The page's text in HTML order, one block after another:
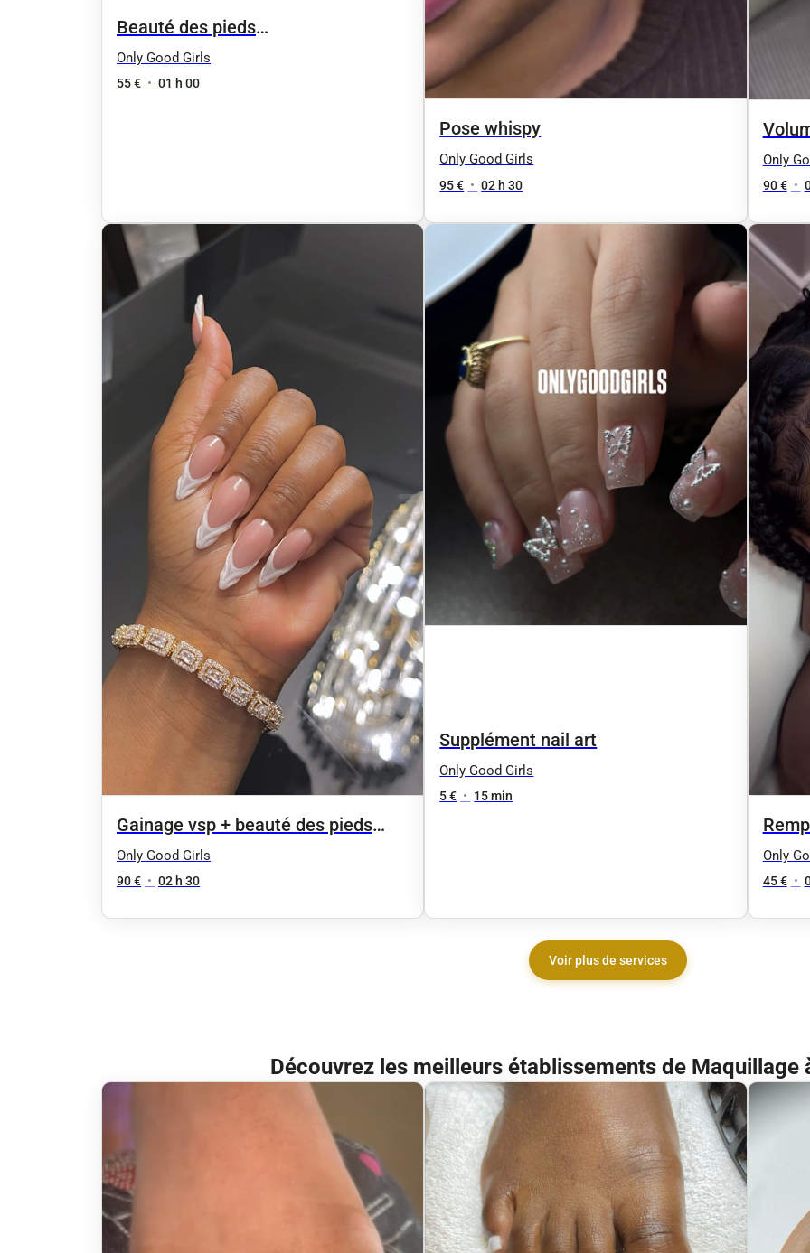
Beauté des pieds
(gommage/masque /cuticule )
Only Good Girls
55 € • 01 h 00
Pose whispy
Only Good Girls
95 € • 02 h 30
Only
90 € •
Gainage vsp + beauté des pieds
express
Only Good Girls
90 € • 02 h 30
Supplément nail art
Only Good Girls
5 € • 15 min
Only
45 € •
Voir plus de services
Découvrez les meilleurs établissements de Maquillage